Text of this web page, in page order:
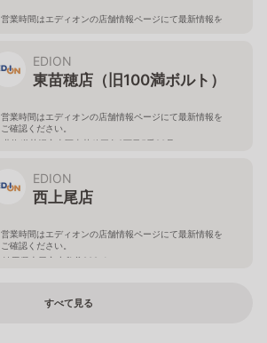
営業時間はエディオンの店舗情報ページにて最新情報を
EDION
東苗穂店（旧100満ボルト）
営業時間はエディオンの店舗情報ページにて最新情報を
ご確認ください。
北海道札幌市東区東苗穂三条2丁目5番20号
EDION
西上尾店
営業時間はエディオンの店舗情報ページにて最新情報を
ご確認ください。
埼玉県上尾市小敷谷809-1
すべて見る